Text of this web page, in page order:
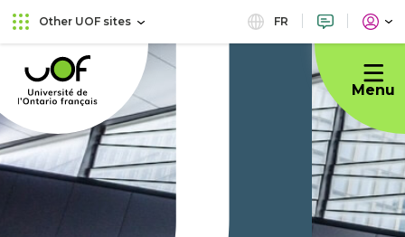
Skip
to
menu
Skip
to
Other UOF sites FR
Université
de
l'Ontario
français
Menu